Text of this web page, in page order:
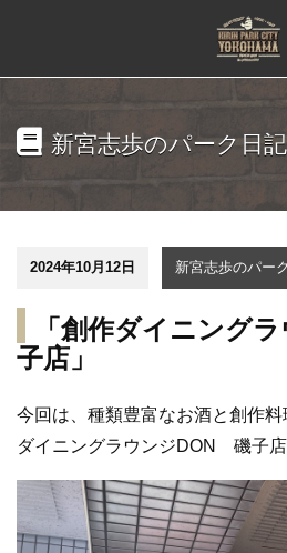
新宮志歩のパーク日記
2024年10月12日 新宮志歩のパー
「創作ダイニング
子店」
今回は、種類豊富なお酒と創作
ダイニングラウンジDON 磯子店